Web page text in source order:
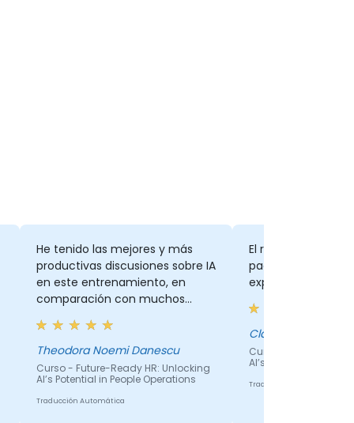
He tenido las mejores y más
productivas discusiones sobre IA
en este entrenamiento, en
comparación con muchos
eventos y webinarios a los que
he asistido. Consejos y trucos
de la vida real, realmente útiles,
estructurados y explicados de
manera fluida :)
Theodora Noemi Danescu
Curso - Future-Ready HR: Unlocking
AI’s Potential in People Operations
Traducción Automática
El ritmo y el
paciencia para
explicarnos los
Claudia
Curso - Future-
AI’s Potential in
Traducción Automática